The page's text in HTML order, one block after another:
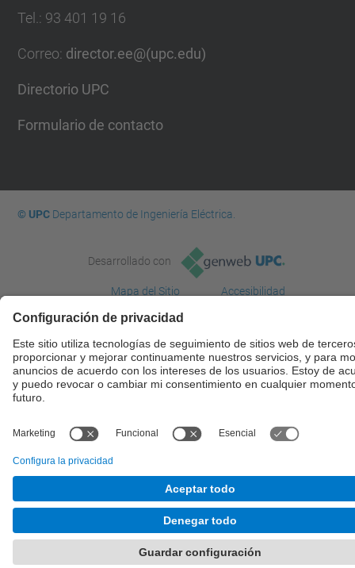
Tel. : 93 401 19 16
Correo: director.ee@(upc.edu)
Directorio UPC
Formulario de contacto
© UPCDepartamento de Ingeniería Eléctrica.
Desarrollado con
Mapa del Sitio
Accesibilidad
Aviso legal
Configuración de privacidad